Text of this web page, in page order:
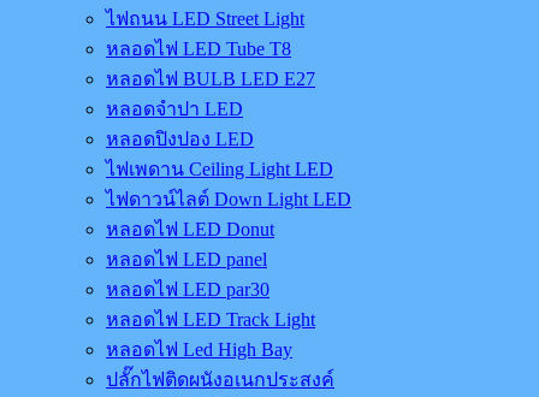
ไฟถนน LED Street Light
หลอดไฟ LED Tube T8
หลอดไฟ BULB LED E27
หลอดจำปา LED
หลอดปิงปอง LED
ไฟเพดาน Ceiling Light LED
ไฟดาวน์ไลต์ Down Light LED
หลอดไฟ LED Donut
หลอดไฟ LED panel
หลอดไฟ LED par30
หลอดไฟ LED Track Light
หลอดไฟ Led High Bay
ปลั๊กไฟติดผนังอเนกประสงค์